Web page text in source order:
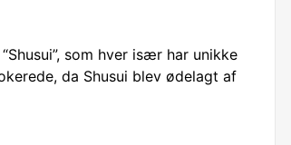
som hver især har unikke
da Shusui blev ødelagt af